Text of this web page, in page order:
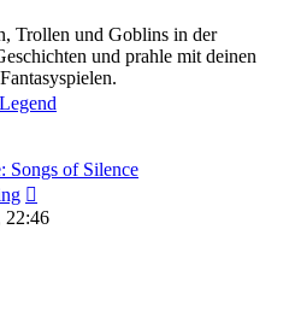
Trollen und Goblins in der
und prahle mit deinen
Songs of Silence
Beitrag
22:46